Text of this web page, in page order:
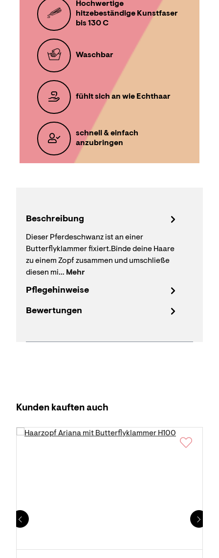
Hochwertige
hitzebeständige Kunstfaser
bis 130 C
Waschbar
fühlt sich an wie Echthaar
schnell & einfach
anzubringen
Beschreibung
Dieser Pferdeschwanz ist an einer
Butterflyklammer fixiert.Binde deine Haare
zu einem Zopf zusammen und umschließe
diesen mi… Mehr
Pflegehinweise
Bewertungen
Produktgalerie überspringen
Kunden kauften auch